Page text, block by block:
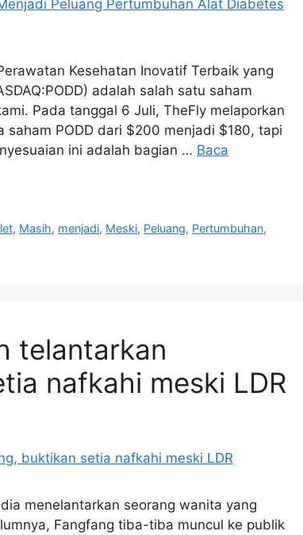
Kesehatan Inovatif Terbaik yang
adalah salah satu saham
Pada tanggal 6 Juli, TheFly melaporkan
saham PODD dari $200 menjadi $180, tapi
ini adalah bagian … Baca
, Masih, menjadi, Meski, Peluang, Pertumbuhan,
telantarkan
nafkahi meski LDR
menelantarkan seorang wanita yang
Fangfang tiba-tiba muncul ke publik